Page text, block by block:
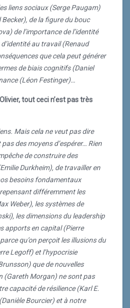
tout ceci n’est pas très
Mais cela ne veut pas dire
pas des moyens d’espérer…
empêche de construire des
Durkheim), de travailler
repensant différemment les
Weber), les systèmes de
les dimensions du
ou les apports en capital
pas parce qu’on perçoit les
(Jean-Pierre Legoff) et
(Nils Brunsson) que de
(Gareth Morgan) ne
crois à notre capacité de
à la sérendipité (Danièle
de concilier exploitation
March) pour mieux gérer les
de l’innovation partagée
de mettre en avant les
dans le livre ? Et les
?
liens sociaux (Serge Paugam)
de la figure du bouc
de l’importance de l’identité
au travail (Renaud
que cela peut générer
de biais cognitifs (Daniel
(Léon Festinger)…
tout ceci n’est pas très
Mais cela ne veut pas dire
pas des moyens d’espérer… Rien
de construire des
Durkheim), de travailler en
besoins fondamentaux
différemment les
Weber), les systèmes de
les dimensions du leadership
apports en capital (Pierre
qu’on perçoit les illusions du
Legoff) et l’hypocrisie
que de nouvelles
(Gareth Morgan) ne sont pas
capacité de résilience (Karl E.
Bourcier) et à notre